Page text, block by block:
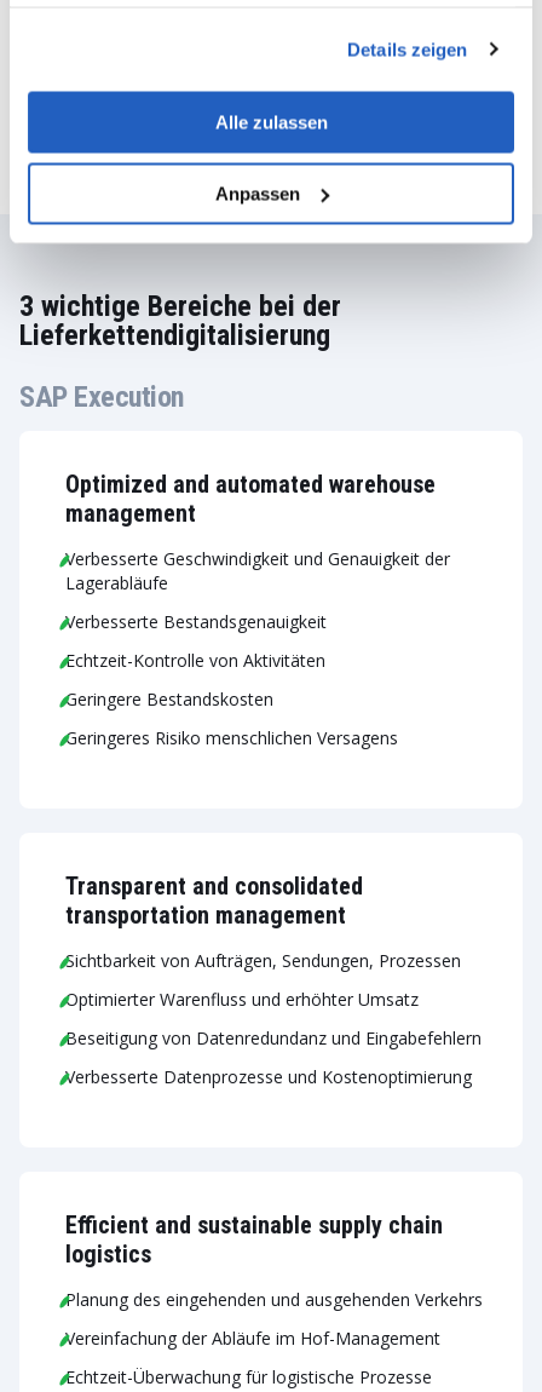
Details zeigen
Alle zulassen
Anpassen
3 wichtige Bereiche bei der
Lieferkettendigitalisierung
SAP Execution
Optimized and automated warehouse
management
Verbesserte Geschwindigkeit und Genauigkeit der
Lagerabläufe
Verbesserte Bestandsgenauigkeit
Echtzeit-Kontrolle von Aktivitäten
Geringere Bestandskosten
Geringeres Risiko menschlichen Versagens
Transparent and consolidated
transportation management
Sichtbarkeit von Aufträgen, Sendungen, Prozessen
Optimierter Warenfluss und erhöhter Umsatz
Beseitigung von Datenredundanz und Eingabefehlern
Verbesserte Datenprozesse und Kostenoptimierung
Efficient and sustainable supply chain
logistics
Planung des eingehenden und ausgehenden Verkehrs
Vereinfachung der Abläufe im Hof-Management
Echtzeit-Überwachung für logistische Prozesse